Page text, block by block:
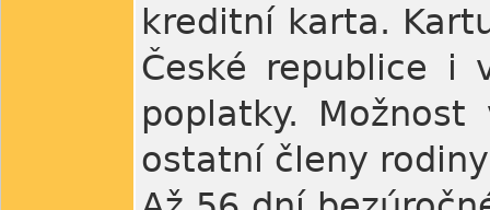
kreditní karta.
České republice i
poplatky.
ostatní členy